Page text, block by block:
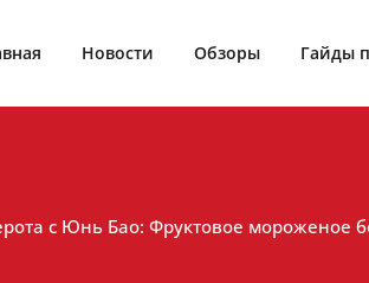
Новости Обзоры Гайды
с Юнь Бао: Фруктовое мороженое